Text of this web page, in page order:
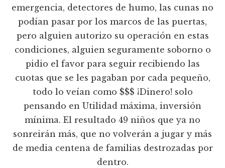
emergencia, detectores de humo, las cunas no
podían pasar por los marcos de las puertas,
pero alguien autorizo su operación en estas
condiciones, alguien seguramente soborno o
pidio el favor para seguir recibiendo las
cuotas que se les pagaban por cada pequeño,
todo lo veían como $$$ ¡Dinero! solo
pensando en Utilidad máxima, inversión
mínima. El resultado 49 niños que ya no
sonreirán más, que no volverán a jugar y más
de media centena de familias destrozadas por
dentro.